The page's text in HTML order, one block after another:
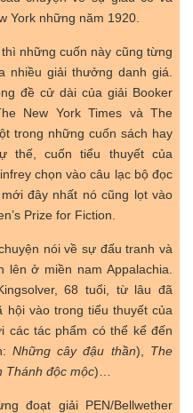
York những năm 1920.
những cuốn này cũng từng
nhiều giải thưởng danh giá.
đề cử dài của giải Booker
New York Times và The
trong những cuốn sách hay
thế, cuốn tiểu thuyết của
chọn vào câu lạc bộ đọc
đây nhất nó cũng lọt vào
Prize for Fiction.
nói về sự đấu tranh và
ở miền nam Appalachia.
68 tuổi, từ lâu đã
vào trong tiểu thuyết của
các tác phẩm có thể kể đến
Những cây đậu thần), The
Thánh độc mộc)…
đoạt giải PEN/Bellwether